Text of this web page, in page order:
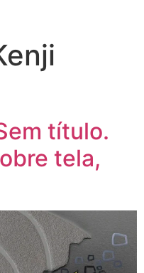
título.
tela,